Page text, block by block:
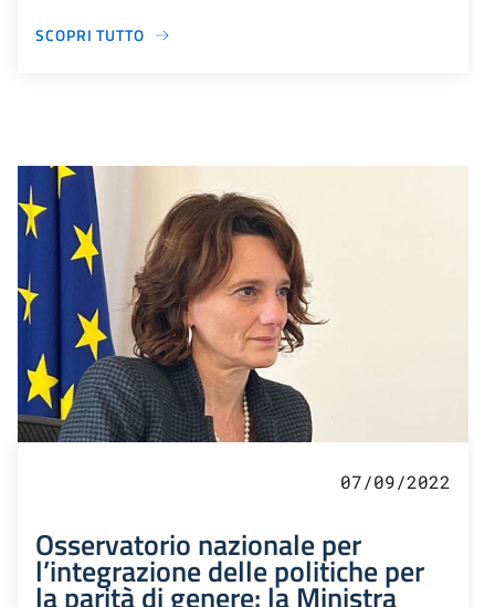
SCOPRI TUTTO
07/09/2022
Osservatorio nazionale per
l’integrazione delle politiche per
la parità di genere: la Ministra